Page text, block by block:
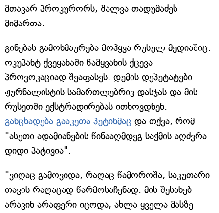
მთავარ პროკურორს, შალვა თადუმაძეს
მიმართა.
გინებას გამოხმაურება მოჰყვა რუსულ მედიაშიც.
ოკუპანტ ქვეყანაში წამყვანის ქცევა
პროვოკაციად შეაფასეს. დუმის დეპუტატები
ჟურნალისტის სამართლებრივ დასჯას და მის
რუსეთში ექსტრადირებას ითხოვდნენ.
განცხადება გააკეთა პუტინმაც და თქვა, რომ
"ასეთი ადამიანების წინააღმდეგ საქმის აღძვრა
დიდი პატივია".
"ვიღაც გამოვიდა, რაღაც წამოროშა, საკუთარი
თავის რაღაცად წარმოსაჩენად. მის შესახებ
არავინ არაფერი იცოდა, ახლა ყველა მასზე